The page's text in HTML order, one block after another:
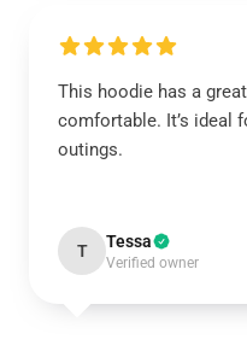
This hoodie has a
comfortable. It’s ideal
outings.
T Tessa
Verified owner